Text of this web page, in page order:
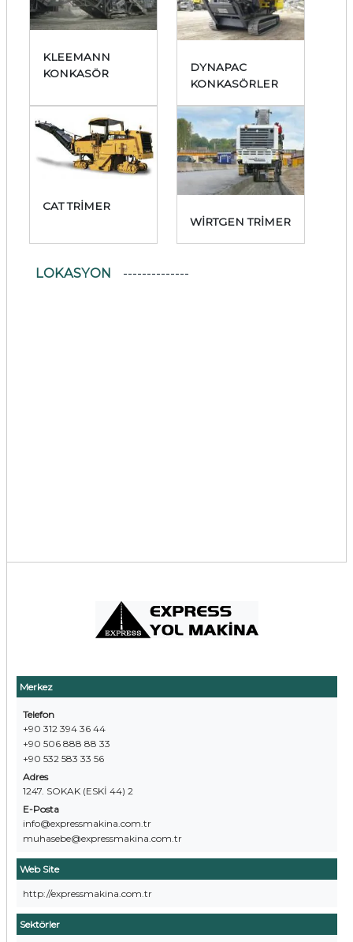
Merkez
Telefon
+90 312 394 36 44
+90 506 888 88 33
+90 532 583 33 56
Adres
1247. SOKAK (ESKİ 44) 2
E-Posta
info@expressmakina.com.tr
muhasebe@expressmakina.com.tr
Web Site
http://expressmakina.com.tr
Sektörler
KLEEMANN
KONKASÖR
DYNAPAC
KONKASÖRLER
CAT TRİMER
WİRTGEN TRİMER
LOKASYON